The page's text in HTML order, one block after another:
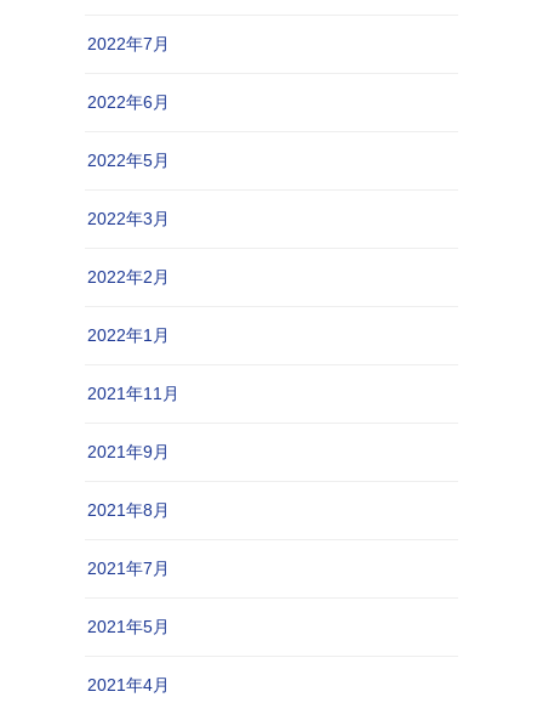
2022年7月
2022年6月
2022年5月
2022年3月
2022年2月
2022年1月
2021年11月
2021年9月
2021年8月
2021年7月
2021年5月
2021年4月